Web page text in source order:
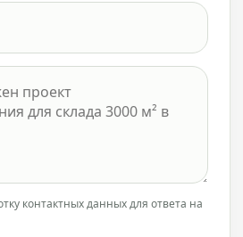
контактных данных для ответа на